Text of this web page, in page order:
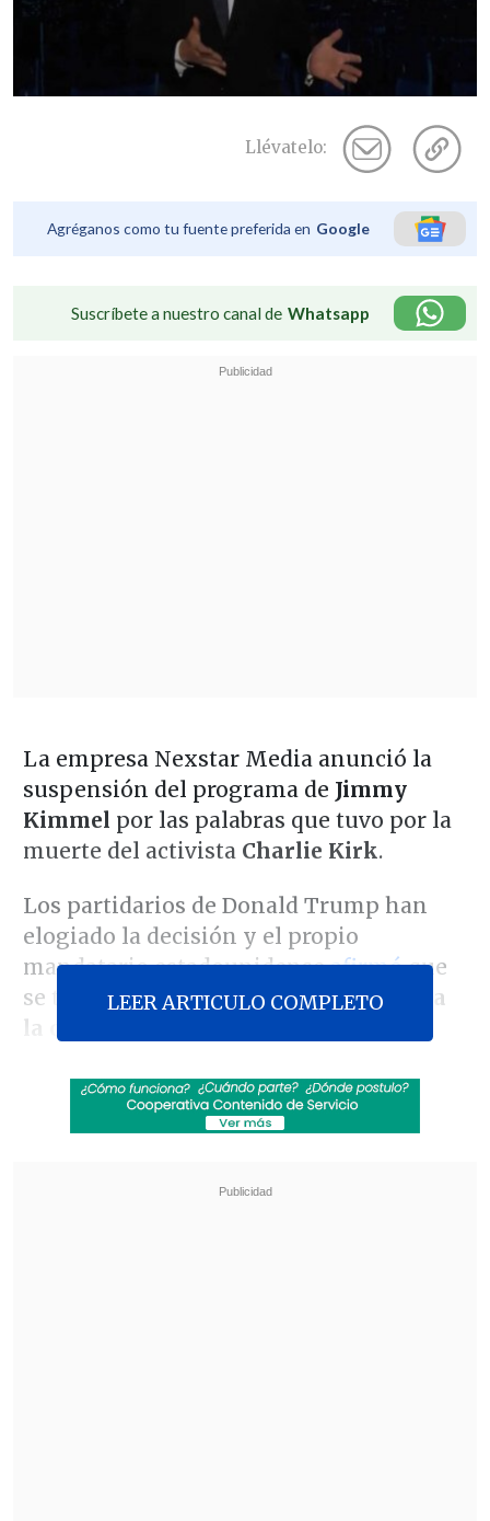
Llévatelo:
Agréganos como tu fuente preferida en Google
Suscríbete a nuestro canal de Whatsapp
La empresa Nexstar Media anunció la
suspensión del programa de Jimmy
Kimmel por las palabras que tuvo por la
muerte del activista Charlie Kirk.
Los partidarios de Donald Trump han
elogiado la decisión y el propio
mandatario estadounidenseafirmóque
se tratan debuenas noticias y felicitó a
la cadena ABC por la decisión
Revisa también
Revelan video clave sobre el accidente de
LEER ARTICULO COMPLETO